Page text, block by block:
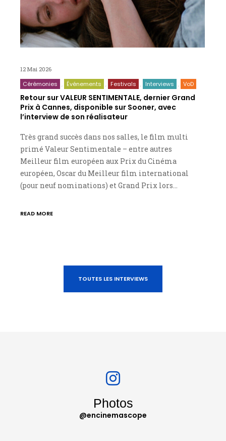
12 Mai 2026
Cérémonies Événements Festivals Interviews VoD
Retour sur VALEUR SENTIMENTALE, dernier Grand
Prix à Cannes, disponible sur Sooner, avec
l’interview de son réalisateur
Très grand succès dans nos salles, le film multi
primé Valeur Sentimentale – entre autres
Meilleur film européen aux Prix du Cinéma
européen, Oscar du Meilleur film international
(pour neuf nominations) et Grand Prix lors…
READ MORE
TOUTES LES INTERVIEWS
Photos
@encinemascope